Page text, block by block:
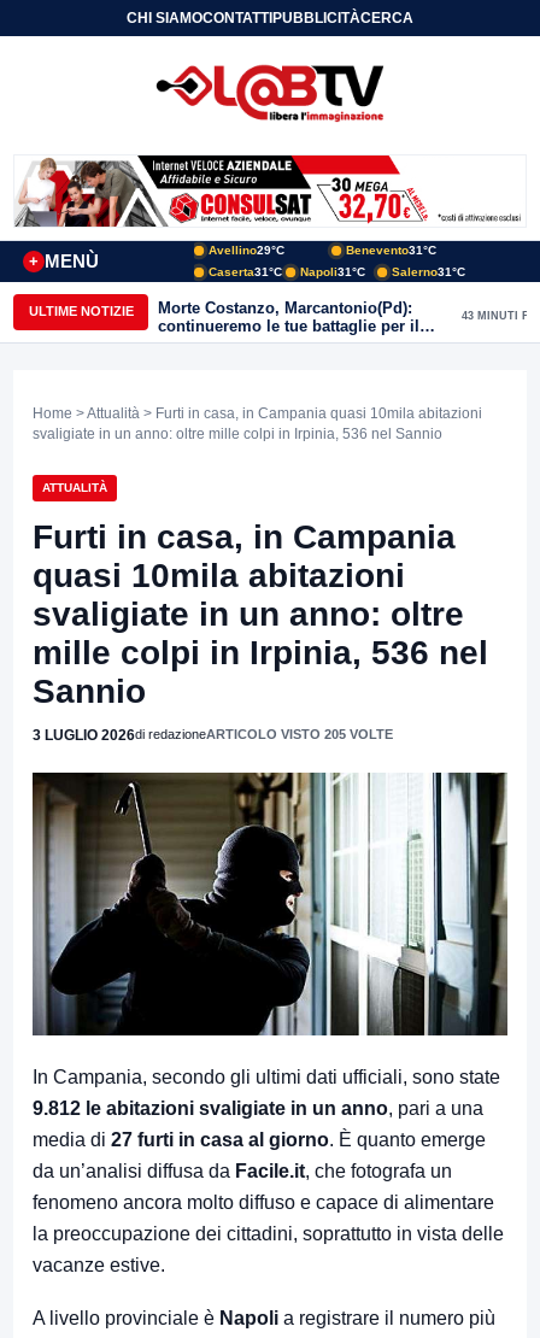
CHI SIAMOCONTATTIPUBBLICITÀCERCA
MENÙ
+
Avellino29°C Benevento31°C
Caserta31°C Napoli31°C Salerno31°C
ULTIME NOTIZIE
Morte Costanzo, Marcantonio(Pd):
continueremo le tue battaglie per il
Sannio
43 MINUTI FA
Home >Attualità > Furti in casa, in Campania quasi 10mila abitazioni
svaligiate in un anno: oltre mille colpi in Irpinia, 536 nel Sannio
ATTUALITÀ
Furti in casa, in Campania
quasi 10mila abitazioni
svaligiate in un anno: oltre
mille colpi in Irpinia, 536 nel
Sannio
3 LUGLIO 2026di redazioneARTICOLO VISTO 205 VOLTE
In Campania, secondo gli ultimi dati ufficiali, sono state
9.812 le abitazioni svaligiate in un anno, pari a una
media di 27 furti in casa al giorno. È quanto emerge
da un’analisi diffusa da Facile.it, che fotografa un
fenomeno ancora molto diffuso e capace di alimentare
la preoccupazione dei cittadini, soprattutto in vista delle
vacanze estive.
A livello provinciale è Napoli a registrare il numero più